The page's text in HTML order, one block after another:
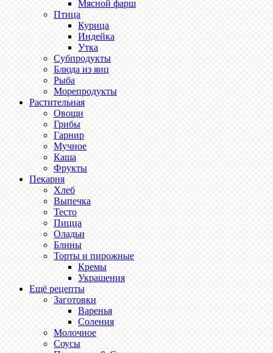
Мясной фарш
Птица
Курица
Индейка
Утка
Субпродукты
Блюда из яиц
Рыба
Морепродукты
Растительная
Овощи
Грибы
Гарнир
Мучное
Каша
Фрукты
Пекарня
Хлеб
Выпечка
Тесто
Пицца
Оладьи
Блины
Торты и пирожные
Кремы
Украшения
Ещё рецепты
Заготовки
Варенья
Соления
Молочное
Соусы